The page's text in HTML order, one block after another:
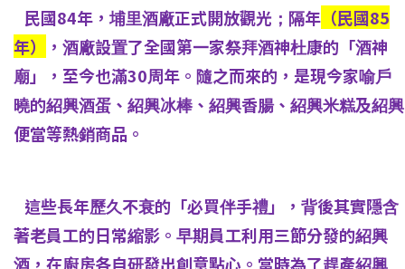
民國84年，埔里酒廠正式開放觀光；隔年 （民國85
年）
，酒廠設置了全國第一家祭拜酒神杜康的「酒神
廟」，至今也滿30周年。隨之而來的，是現今家喻戶
曉的紹興酒蛋、紹興冰棒、紹興香腸、紹興米糕及紹興
便當等熱銷商品。
這些長年歷久不衰的「必買伴手禮」，背後其實隱含
著老員工的日常縮影。早期員工利用三節分發的紹興
酒，在廚房各自研發出創意點心。當時為了趕產紹興